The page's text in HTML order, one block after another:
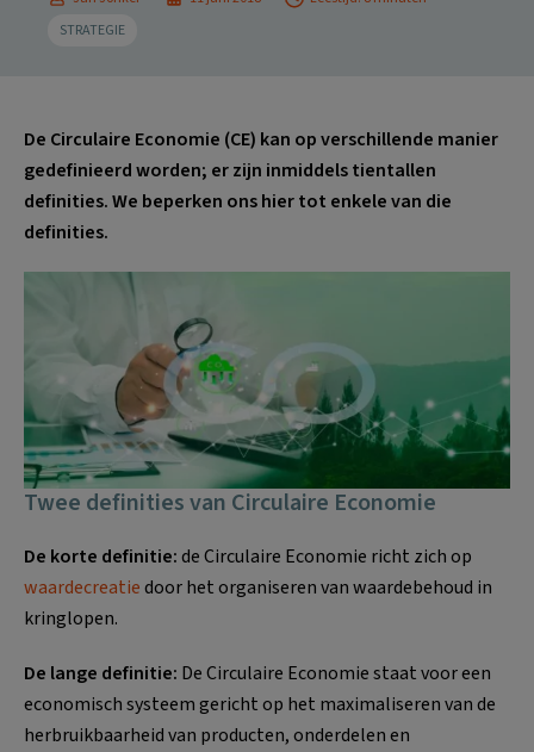
STRATEGIE
De Circulaire Economie (CE) kan op verschillende manier
gedefinieerd worden; er zijn inmiddels tientallen
definities. We beperken ons hier tot enkele van die
definities.
Twee definities van Circulaire Economie
De korte definitie:de Circulaire Economie richt zich op
waardecreatiedoor het organiseren van waardebehoud in
kringlopen.
De lange definitie: De Circulaire Economie staat voor een
economisch systeem gericht op het maximaliseren van de
herbruikbaarheid van producten, onderdelen en